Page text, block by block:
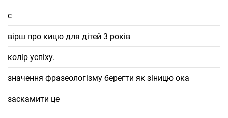
с
вірш про кицю для дітей 3 років
колір успіху.
значення фразеологізму берегти як зіницю ока
заскамити це